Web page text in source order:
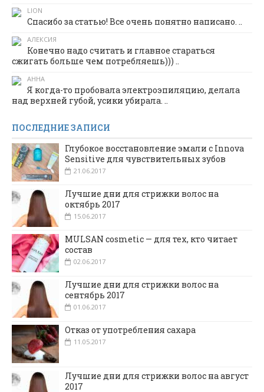
LION
Спасибо за статью! Все очень понятно написано. ..
АЛЕКСИЯ
Конечно надо считать и главное стараться
сжигать больше чем потребляешь))) ..
АННА
Я когда-то пробовала электроэпиляцию, делала
над верхней губой, усики убирала. ..
ПОСЛЕДНИЕ ЗАПИСИ
Глубокое восстановление эмали с Innova
Sensitive для чувствительных зубов
21.06.2017
Лучшие дни для стрижки волос на
октябрь 2017
15.06.2017
MULSAN cosmetic — для тех, кто читает
состав
02.06.2017
Лучшие дни для стрижки волос на
сентябрь 2017
01.06.2017
Отказ от употребления сахара
11.05.2017
Лучшие дни для стрижки волос на август
2017